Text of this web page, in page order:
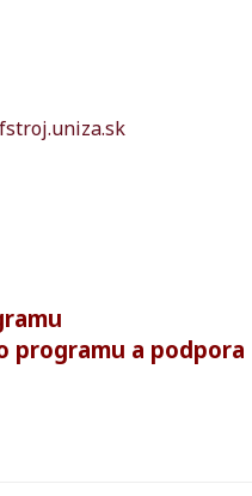
programu a podpora